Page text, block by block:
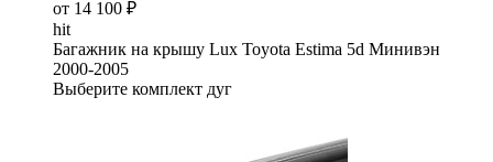
от 14 100 ₽
hit
Багажник на крышу Lux Toyota Estima 5d Минивэн
2000-2005
Выберите комплект дуг